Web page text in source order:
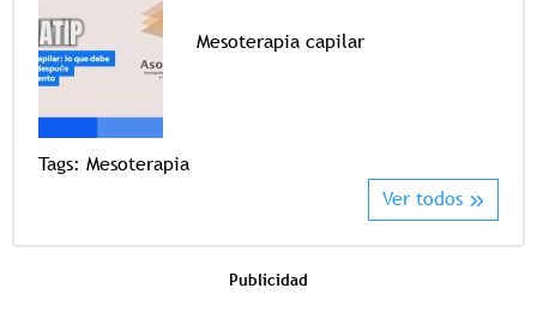
Mesoterapia capilar
Tags: Mesoterapia
Ver todos
Publicidad